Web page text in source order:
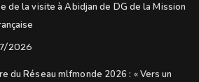
de la visite à Abidjan de DG de la Mission
2026
du Réseau mlfmonde 2026 : « Vers un